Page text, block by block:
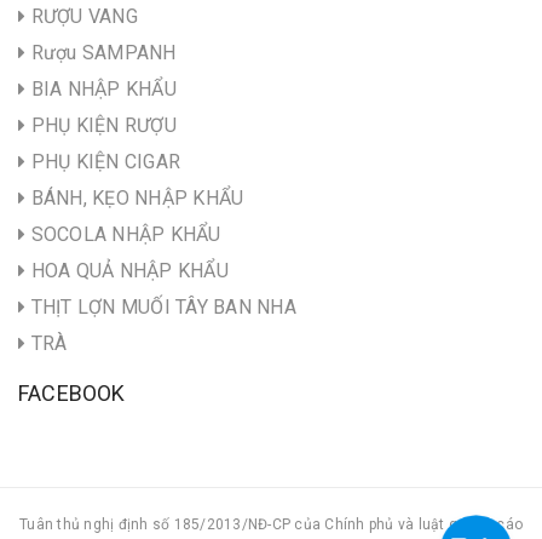
RƯỢU VANG
Rượu SAMPANH
BIA NHẬP KHẨU
PHỤ KIỆN RƯỢU
PHỤ KIỆN CIGAR
BÁNH, KẸO NHẬP KHẨU
SOCOLA NHẬP KHẨU
HOA QUẢ NHẬP KHẨU
THỊT LỢN MUỐI TÂY BAN NHA
TRÀ
FACEBOOK
Tuân thủ nghị định số 185/2013/NĐ-CP của Chính phủ và luật quảng cáo